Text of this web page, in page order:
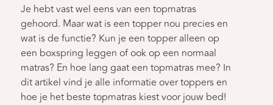
Je hebt vast wel eens van een topmatras
gehoord. Maar wat is een topper nou precies en
wat is de functie? Kun je een topper alleen op
een boxspring leggen of ook op een normaal
matras? En hoe lang gaat een topmatras mee? In
dit artikel vind je alle informatie over toppers en
hoe je het beste topmatras kiest voor jouw bed!